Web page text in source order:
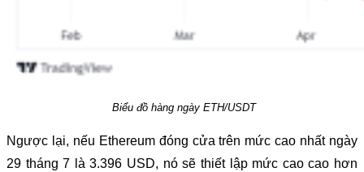
Biểu đồ hàng ngày ETH/USDT
Ngược lại, nếu Ethereum đóng cửa trên mức cao nhất ngày
29 tháng 7 là 3.396 USD, nó sẽ thiết lập mức cao cao hơn